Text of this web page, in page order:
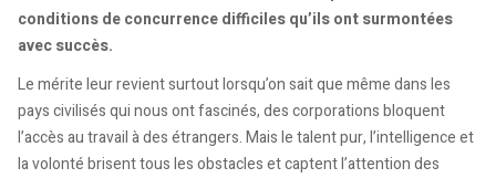
conditions de concurrence difficiles qu’ils ont surmontées
avec succès.
Le mérite leur revient surtout lorsqu’on sait que même dans les
pays civilisés qui nous ont fascinés, des corporations bloquent
l’accès au travail à des étrangers. Mais le talent pur, l’intelligence et
la volonté brisent tous les obstacles et captent l’attention des